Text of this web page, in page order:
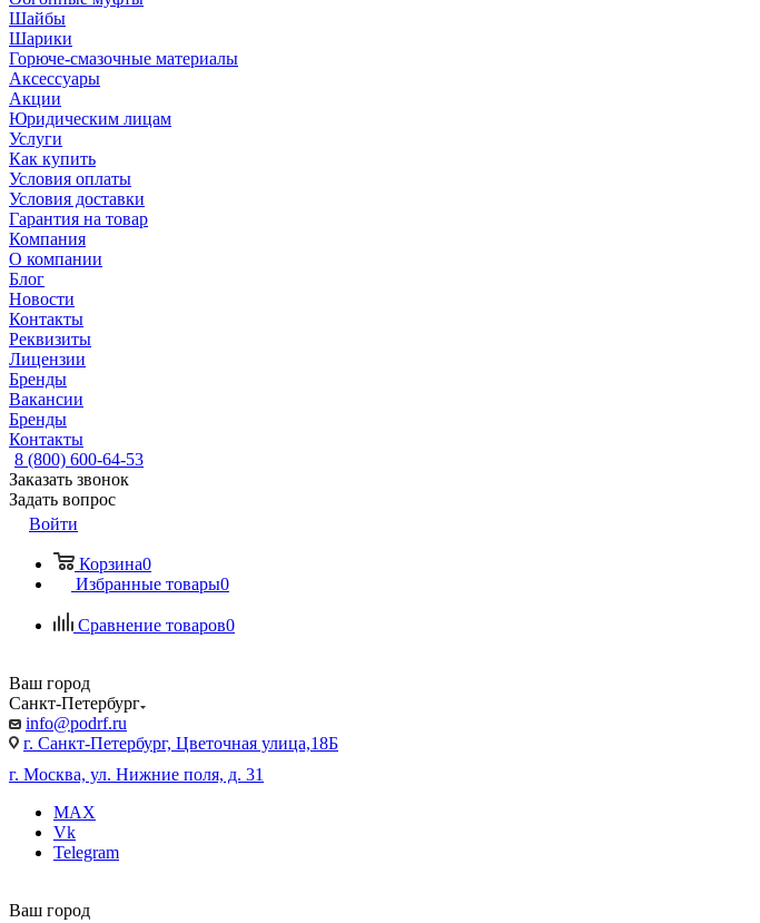
Шайбы
Шарики
Горюче-смазочные материалы
Аксессуары
Акции
Юридическим лицам
Услуги
Как купить
Условия оплаты
Условия доставки
Гарантия на товар
Компания
О компании
Блог
Новости
Контакты
Реквизиты
Лицензии
Бренды
Вакансии
Бренды
Контакты
8 (800) 600-64-53
Заказать звонок
Задать вопрос
Войти
Корзина0
Избранные товары0
Сравнение товаров0
Ваш город
Санкт-Петербург
info@podrf.ru
г. Санкт-Петербург, Цветочная улица,18Б
г. Москва, ул. Нижние поля, д. 31
MAX
Vk
Telegram
Ваш город